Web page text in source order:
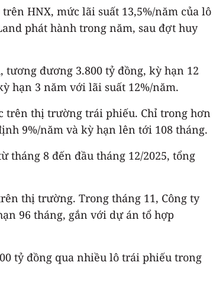
HNX, mức lãi suất 13,5%/năm của lô
phát hành trong năm, sau đợt huy
tương đương 3.800 tỷ đồng, kỳ hạn 12
hạn 3 năm với lãi suất 12%/năm.
trên thị trường trái phiếu. Chỉ trong hơn
9%/năm và kỳ hạn lên tới 108 tháng.
tháng 8 đến đầu tháng 12/2025, tổng
thị trường. Trong tháng 11, Công ty
96 tháng, gắn với dự án tổ hợp
tỷ đồng qua nhiều lô trái phiếu trong